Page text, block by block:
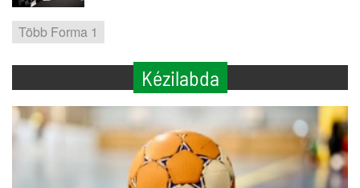
Több Forma 1
Kézilabda